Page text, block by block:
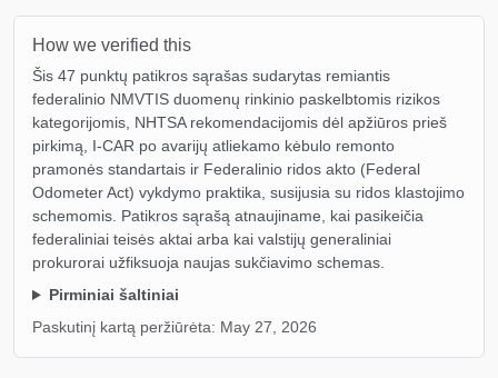
Autocheck Manheim
Copart
How we verified this
Šis 47 punktų patikros sąrašas sudarytas remiantis
federalinio NMVTIS duomenų rinkinio paskelbtomis rizikos
kategorijomis, NHTSA rekomendacijomis dėl apžiūros prieš
pirkimą, I-CAR po avarijų atliekamo kėbulo remonto
pramonės standartais ir Federalinio ridos akto (Federal
Odometer Act) vykdymo praktika, susijusia su ridos klastojimo
schemomis. Patikros sąrašą atnaujiname, kai pasikeičia
federaliniai teisės aktai arba kai valstijų generaliniai
prokurorai užfiksuoja naujas sukčiavimo schemas.
Pirminiai šaltiniai
Paskutinį kartą peržiūrėta: May 27, 2026